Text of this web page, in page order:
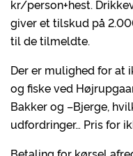
kr/person+hest.
giver et tilskud på
til de tilmeldte.
Der er mulighed for at
og fiske ved
Bakker og –Bjerge,
udfordringer… Pris for